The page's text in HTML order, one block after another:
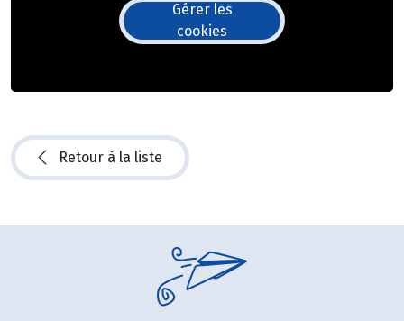
Gérer les
cookies
Retour à la liste